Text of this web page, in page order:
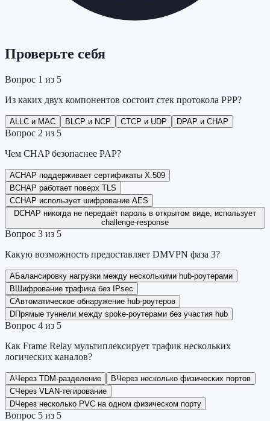
Проверьте себя
Вопрос 1 из 5
Из каких двух компонентов состоит стек протокола PPP?
A LLC и MAC B LCP и NCP CTCP и UDP DPAP и CHAP
Вопрос 2 из 5
Чем CHAP безопаснее PAP?
ACHAP поддерживает сертификаты X.509
BCHAP работает поверх TLS
CCHAP использует шифрование AES
DCHAP никогда не передаёт пароль в открытом виде, использует
challenge-response
Вопрос 3 из 5
Какую возможность предоставляет DMVPN фаза 3?
AБалансировку нагрузки между несколькими hub-роутерами
B Шифрование трафика без IPsec
CАвтоматическое обнаружение hub-роутеров
DПрямые туннели между spoke-роутерами без участия hub
Вопрос 4 из 5
Как Frame Relay мультиплексирует трафик нескольких
логических каналов?
AЧерез TDM-разделение BЧерез несколько физических портов
CЧерез VLAN-тегирование
DЧерез несколько PVC на одном физическом порту
Вопрос 5 из 5